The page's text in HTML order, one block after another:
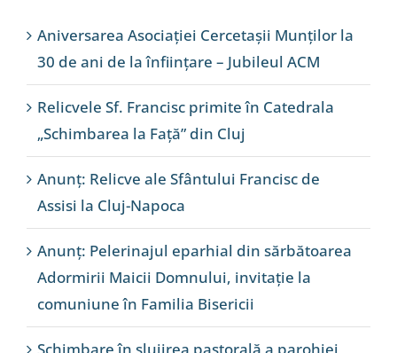
Aniversarea Asociației Cercetașii Munților la
30 de ani de la înființare – Jubileul ACM
Relicvele Sf. Francisc primite în Catedrala
„Schimbarea la Față” din Cluj
Anunț: Relicve ale Sfântului Francisc de
Assisi la Cluj-Napoca
Anunț: Pelerinajul eparhial din sărbătoarea
Adormirii Maicii Domnului, invitație la
comuniune în Familia Bisericii